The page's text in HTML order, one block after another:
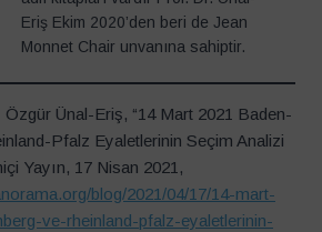
Eriş Ekim 2020’den beri de Jean
Monnet Chair unvanına sahiptir.
Özgür Ünal-Eriş, “14 Mart 2021 Baden-
Pfalz Eyaletlerinin Seçim Analizi
Yayın, 17 Nisan 2021,
blog/2021/04/17/14-mart-
ve-rheinland-pfalz-eyaletlerinin-